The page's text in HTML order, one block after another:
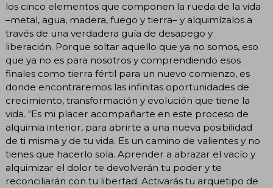
los cinco elementos que componen la rueda de la vida
–metal, agua, madera, fuego y tierra– y alquimízalos a
través de una verdadera guía de desapego y
liberación. Porque soltar aquello que ya no somos, eso
que ya no es para nosotros y comprendiendo esos
finales como tierra fértil para un nuevo comienzo, es
donde encontraremos las infinitas oportunidades de
crecimiento, transformación y evolución que tiene la
vida. “Es mi placer acompañarte en este proceso de
alquimia interior, para abrirte a una nueva posibilidad
de ti misma y de tu vida. Es un camino de valientes y no
tienes que hacerlo sola. Aprender a abrazar el vacío y
alquimizar el dolor te devolverán tu poder y te
reconciliarán con tu libertad. Activarás tu arquetipo de